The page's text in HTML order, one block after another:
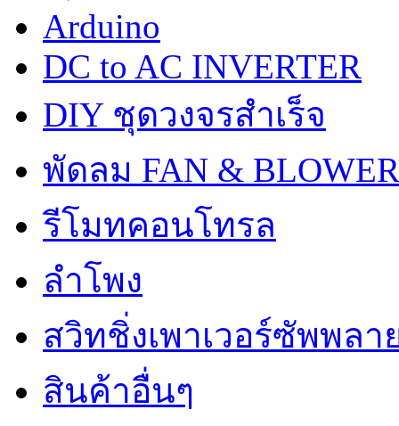
Arduino
DC to AC INVERTER
DIY ชุดวงจรสำเร็จ
พัดลม FAN & BLOWER
รีโมทคอนโทรล
ลำโพง
สวิทชิ่งเพาเวอร์ซัพพลา
สินค้าอื่นๆ